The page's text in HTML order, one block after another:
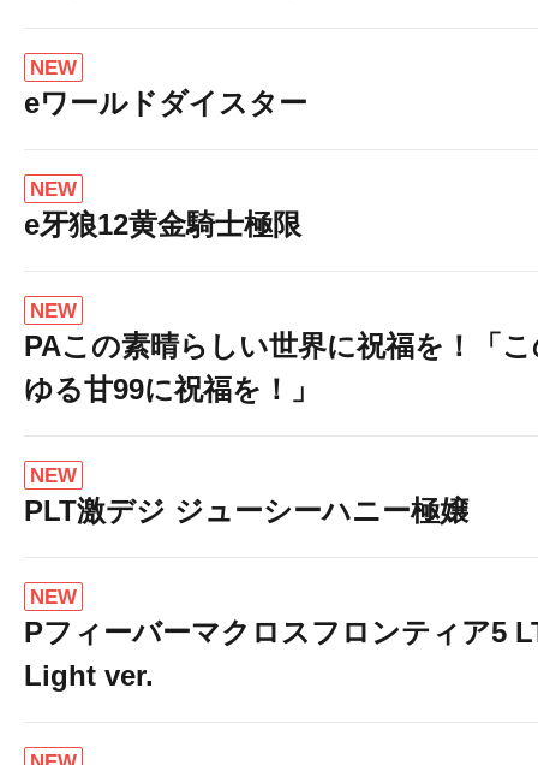
NEW
eワールドダイスター
NEW
e牙狼12黄金騎士極限
NEW
PAこの素晴らしい世界に祝福を！「
ゆる甘99に祝福を！」
NEW
PLT激デジ ジューシーハニー極嬢
NEW
Pフィーバーマクロスフロンティア5
Light ver.